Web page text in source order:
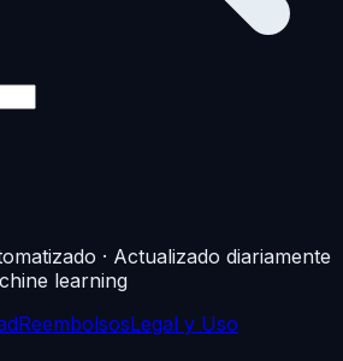
· Actualizado diariamente
learning
ReembolsosLegal y Uso